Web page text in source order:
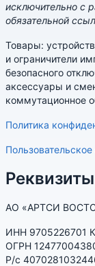
исключительно с
обязательной
Товары:
и ограничители
безопасного
аксессуары и
коммутационное
Политика
Реквизиты
АО «АРТСИ
ИНН 9705226701
ОГРН
Р/с